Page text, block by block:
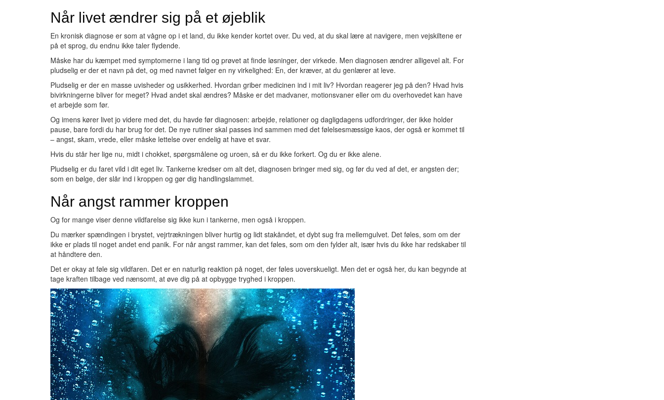
Når livet ændrer sig på et øjeblik
En kronisk diagnose er som at vågne op i et land, du ikke kender kortet over. Du ved, at du skal lære at navigere, men vejskiltene er
på et sprog, du endnu ikke taler flydende.
Måske har du kæmpet med symptomerne i lang tid og prøvet at finde løsninger, der virkede. Men diagnosen ændrer alligevel alt. For
pludselig er der et navn på det, og med navnet følger en ny virkelighed: En, der kræver, at du genlærer at leve.
Pludselig er der en masse uvisheder og usikkerhed. Hvordan griber medicinen ind i mit liv? Hvordan reagerer jeg på den? Hvad hvis
bivirkningerne bliver for meget? Hvad andet skal ændres? Måske er det madvaner, motionsvaner eller om du overhovedet kan have
et arbejde som før.
Og imens kører livet jo videre med det, du havde før diagnosen: arbejde, relationer og dagligdagens udfordringer, der ikke holder
pause, bare fordi du har brug for det. De nye rutiner skal passes ind sammen med det følelsesmæssige kaos, der også er kommet til
– angst, skam, vrede, eller måske lettelse over endelig at have et svar.
Hvis du står her lige nu, midt i chokket, spørgsmålene og uroen, så er du ikke forkert. Og du er ikke alene.
Pludselig er du faret vild i dit eget liv. Tankerne kredser om alt det, diagnosen bringer med sig, og før du ved af det, er angsten der;
som en bølge, der slår ind i kroppen og gør dig handlingslammet.
Når angst rammer kroppen
Og for mange viser denne vildfarelse sig ikke kun i tankerne, men også i kroppen.
Du mærker spændingen i brystet, vejrtrækningen bliver hurtig og lidt stakåndet, et dybt sug fra mellemgulvet. Det føles, som om der
ikke er plads til noget andet end panik. For når angst rammer, kan det føles, som om den fylder alt, især hvis du ikke har redskaber til
at håndtere den.
Det er okay at føle sig vildfaren. Det er en naturlig reaktion på noget, der føles uoverskueligt. Men det er også her, du kan begynde at
tage kraften tilbage ved nænsomt, at øve dig på at opbygge tryghed i kroppen.